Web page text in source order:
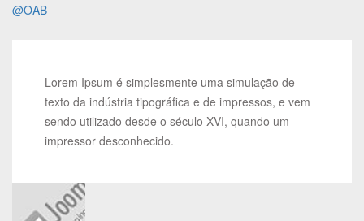
@OAB
Lorem Ipsum é simplesmente uma simulação de
texto da indústria tipográfica e de impressos, e vem
sendo utilizado desde o século XVI, quando um
impressor desconhecido.